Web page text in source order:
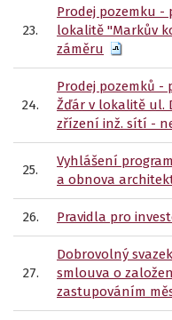
23.
Prodej pozemku -
lokalitě "Markův
záměru
24.
Prodej pozemků -
Žďár v lokalitě ul.
zřízení inž. sítí -
25.
Vyhlášení
a obnova
26. Pravidla pro
27.
Dobrovolný
smlouva o
zastupováním